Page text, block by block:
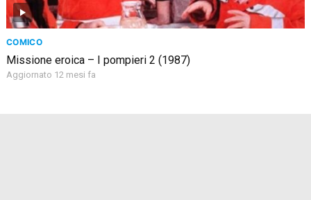
COMICO
Missione eroica – I pompieri 2 (1987)
Aggiornato 12 mesi fa